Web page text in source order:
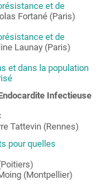
et de
Fortané (Paris)
et de
Launay (Paris)
et dans la population
Infectieuse
Tattevin (Rennes)
pour quelles
(Montpellier)